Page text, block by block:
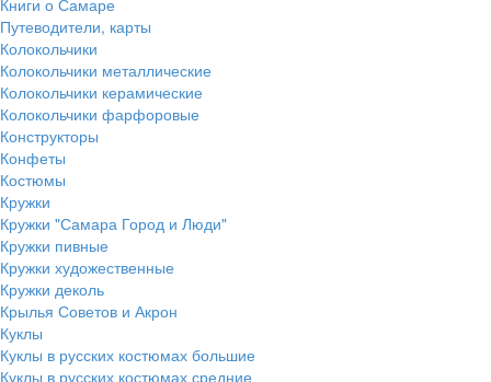
Путеводители, карты
Колокольчики
Колокольчики металлические
Колокольчики керамические
Колокольчики фарфоровые
Конструкторы
Конфеты
Костюмы
Кружки
Кружки "Самара Город и Люди"
Кружки пивные
Кружки художественные
Кружки деколь
Крылья Советов и Акрон
Куклы
Куклы в русских костюмах большие
Куклы в русских костюмах средние